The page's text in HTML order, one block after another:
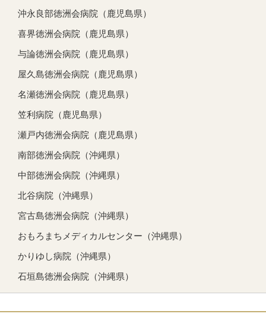
沖永良部徳洲会病院（鹿児島県）
喜界徳洲会病院（鹿児島県）
与論徳洲会病院（鹿児島県）
屋久島徳洲会病院（鹿児島県）
名瀬徳洲会病院（鹿児島県）
笠利病院（鹿児島県）
瀬戸内徳洲会病院（鹿児島県）
南部徳洲会病院（沖縄県）
中部徳洲会病院（沖縄県）
北谷病院（沖縄県）
宮古島徳洲会病院（沖縄県）
おもろまちメディカルセンター（沖縄県）
かりゆし病院（沖縄県）
石垣島徳洲会病院（沖縄県）